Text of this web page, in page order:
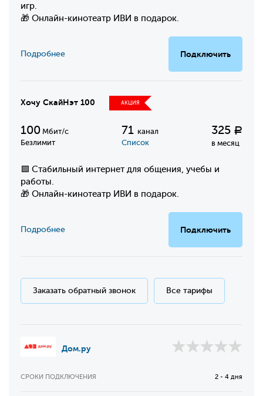
игр.
🎁 Онлайн-кинотеатр ИВИ в подарок.
Подключить
Подробнее
Хочу СкайНэт 100 АКЦИЯ
100 Мбит/с
Безлимит
71 канал
Список
325 Р
в месяц
🟩 Стабильный интернет для общения, учебы и
работы.
🎁 Онлайн-кинотеатр ИВИ в подарок.
Подключить
Подробнее
Заказать обратный звонок Все тарифы
Дом.ру
СРОКИ ПОДКЛЮЧЕНИЯ 2 - 4 дня